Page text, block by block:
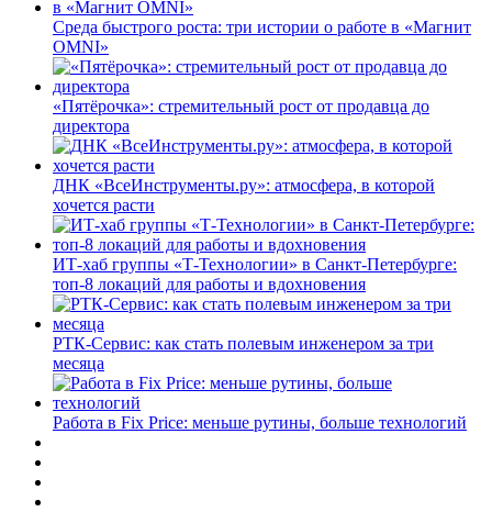
Среда быстрого роста: три истории о работе в «Магнит
OMNI»
«Пятёрочка»: стремительный рост от продавца до
директора
ДНК «ВсеИнструменты.ру»: атмосфера, в которой
хочется расти
ИТ-хаб группы «Т-Технологии» в Санкт-Петербурге:
топ-8 локаций для работы и вдохновения
РТК-Сервис: как стать полевым инженером за три
месяца
Работа в Fix Price: меньше рутины, больше технологий